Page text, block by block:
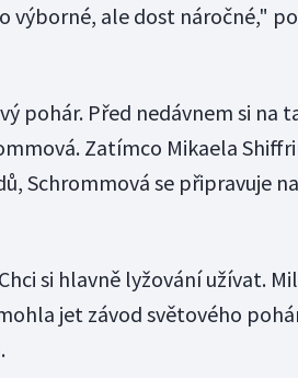
výborné, ale dost náročné,"
pohár. Před nedávnem si na
Zatímco Mikaela
Schrommová se připravuje
si hlavně lyžování užívat.
jet závod světového